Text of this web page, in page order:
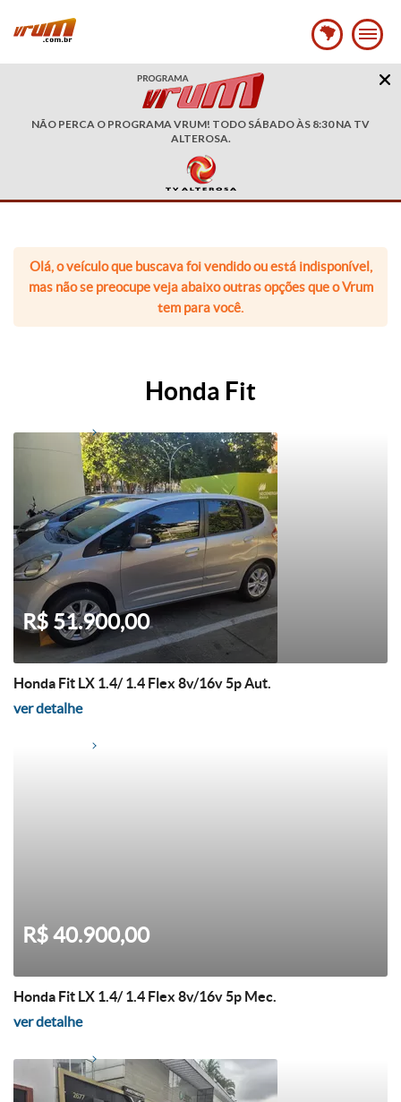
NÃO PERCA O PROGRAMA VRUM! TODO SÁBADO ÀS 8:30 NA TV
ALTEROSA.
Olá, o veículo que buscava foi vendido ou está indisponível,
mas não se preocupe veja abaixo outras opções que o Vrum
tem para você.
Honda Fit
R$ 51.900,00
Honda Fit LX 1.4/ 1.4 Flex 8v/16v 5p Aut.
ver detalhe
R$ 40.900,00
Honda Fit LX 1.4/ 1.4 Flex 8v/16v 5p Mec.
ver detalhe